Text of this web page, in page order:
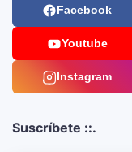
Facebook
Youtube
Instagram
Suscríbete ::.